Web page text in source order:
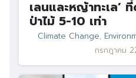
เลนและหญ้าทะเล’
ป่าไม้ 5-10 เท่า
Climate Change,
กรกฎาคม